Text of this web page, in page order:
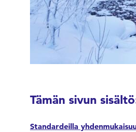
Tämän sivun
Standardeilla